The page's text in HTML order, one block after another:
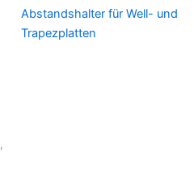
Abstandshalter für Well- und
Trapezplatten